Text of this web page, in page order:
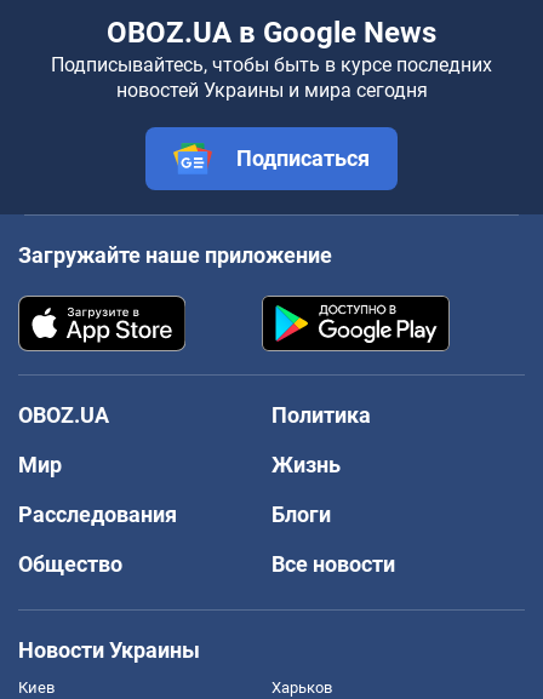
OBOZ.UA в Google News
Подписывайтесь, чтобы быть в курсе последних
новостей Украины и мира сегодня
Подписаться
Загружайте наше приложение
OBOZ.UA
Политика
Мир
Жизнь
Расследования
Блоги
Общество
Все новости
Новости Украины
Киев Харьков